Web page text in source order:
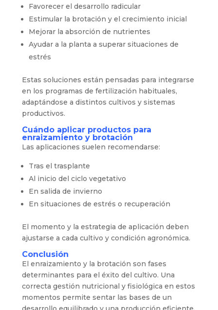
Favorecer el desarrollo radicular
Estimular la brotación y el crecimiento inicial
Mejorar la absorción de nutrientes
Ayudar a la planta a superar situaciones de
estrés
Estas soluciones están pensadas para integrarse
en los programas de fertilización habituales,
adaptándose a distintos cultivos y sistemas
productivos.
Cuándo aplicar productos para
enraizamiento y brotación
Las aplicaciones suelen recomendarse:
Tras el trasplante
Al inicio del ciclo vegetativo
En salida de invierno
En situaciones de estrés o recuperación
El momento y la estrategia de aplicación deben
ajustarse a cada cultivo y condición agronómica.
Conclusión
El enraizamiento y la brotación son fases
determinantes para el éxito del cultivo. Una
correcta gestión nutricional y fisiológica en estos
momentos permite sentar las bases de un